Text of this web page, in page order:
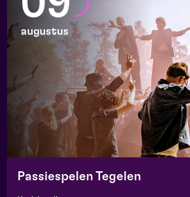
augustus
Passiespelen Tegelen